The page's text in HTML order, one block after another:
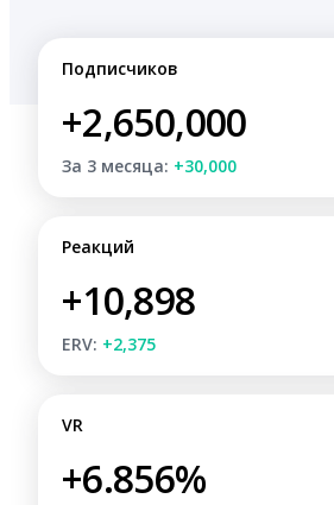
Подписчиков
+2,650,000
За 3 месяца: +30,000
Реакций
+10,898
ERV: +2,375
VR
+6.856%